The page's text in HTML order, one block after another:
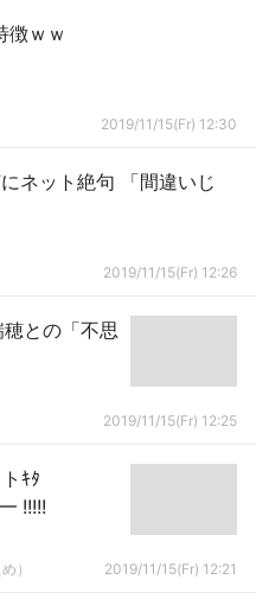
徴ｗｗ
2019/11/15(Fr) 12:30
ネット絶句 「間違いじ
2019/11/15(Fr) 12:26
穂との「不思
2019/11/15(Fr) 12:25
ｷﾀ
!!!!!
） 2019/11/15(Fr) 12:21